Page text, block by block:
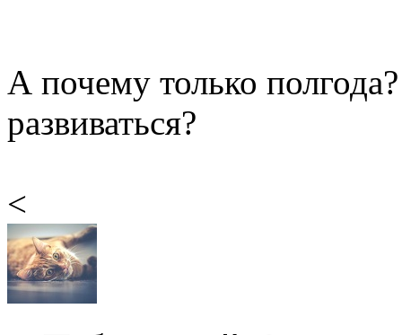
А почему только
развиваться?
<